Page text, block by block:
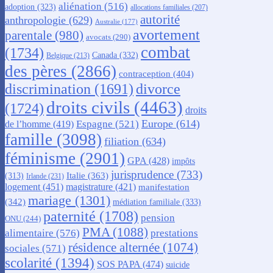
adoption (323) aliénation (516) allocations familiales (207)
anthropologie (629) Australie (177) autorité
parentale (980) avocats (290) avortement
(1734) Belgique (213) Canada (332) combat
des pères (2866) contraception (404)
discrimination (1691) divorce
(1724) droits civils (4463) droits
de l’homme (419) Espagne (521) Europe (614)
famille (3098) filiation (634)
féminisme (2901) GPA (428) impôts
(313) Irlande (231) Italie (363) jurisprudence (733)
logement (451) magistrature (421) manifestation
(342) mariage (1301) médiation familiale (333)
ONU (244) paternité (1708) pension
alimentaire (576) PMA (1088) prestations
sociales (571) résidence alternée (1074)
scolarité (1394) SOS PAPA (474) suicide